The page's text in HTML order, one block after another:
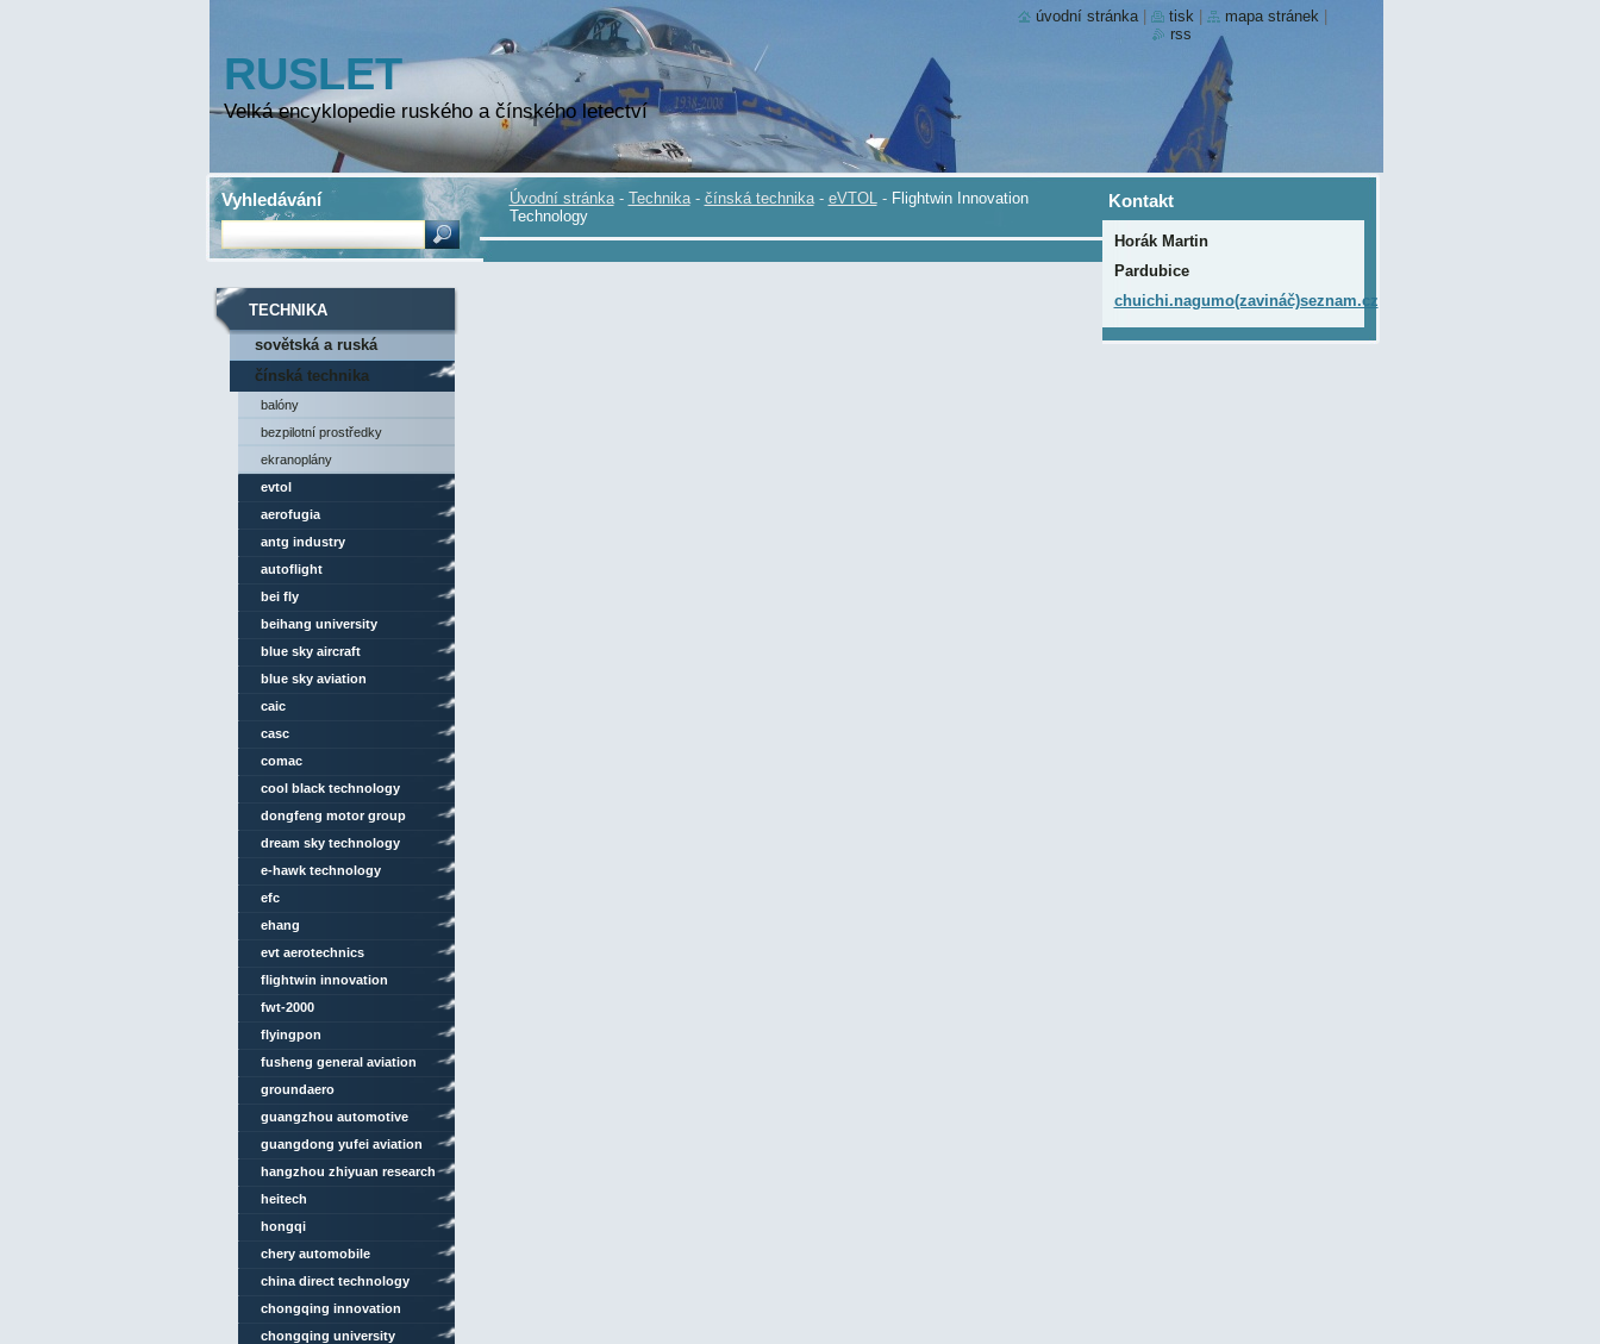
RUSLET
Velká encyklopedie ruského a čínského letectví
Úvodní stránka - Technika - čínská technika - eVTOL - Flightwin Innovation
Technology
TECHNIKA
sovětská a ruská
technika
čínská technika
balóny
bezpilotní prostředky
ekranoplány
evtol
aerofugia
antg industry
autoflight
bei fly
beihang university
blue sky aircraft
blue sky aviation
caic
casc
comac
cool black technology
dongfeng motor group
dream sky technology
e-hawk technology
efc
ehang
evt aerotechnics
flightwin innovation
technology
fwt-2000
flyingpon
fusheng general aviation
groundaero
guangzhou automotive
group
guangdong yufei aviation
investment
hangzhou zhiyuan research
institute
heitech
hongqi
chery automobile
china direct technology
chongqing innovation
center
chongqing university
Kontakt
Horák Martin
Pardubice
chuichi.nagumo(zavináč)seznam.cz
Vyhledávání
úvodní stránka tisk mapa stránek
rss